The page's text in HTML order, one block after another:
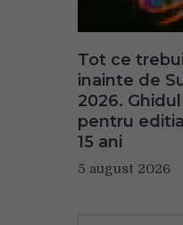
Tot ce
inainte de
2026.
pentru
15 ani
5 august 2026